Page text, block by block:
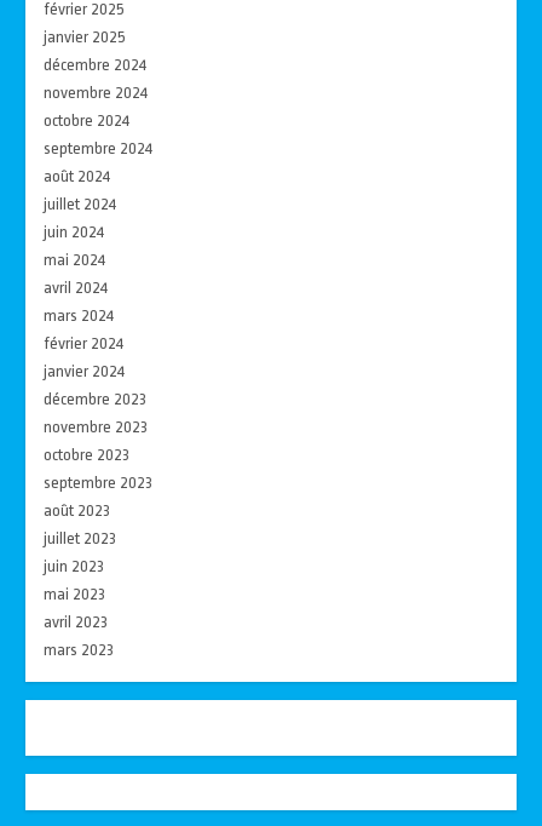
février 2025
janvier 2025
décembre 2024
novembre 2024
octobre 2024
septembre 2024
août 2024
juillet 2024
juin 2024
mai 2024
avril 2024
mars 2024
février 2024
janvier 2024
décembre 2023
novembre 2023
octobre 2023
septembre 2023
août 2023
juillet 2023
juin 2023
mai 2023
avril 2023
mars 2023